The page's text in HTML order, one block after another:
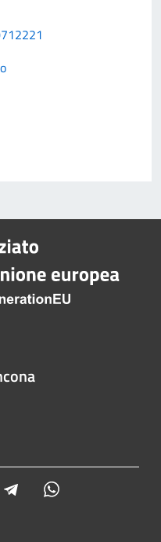
Telegram